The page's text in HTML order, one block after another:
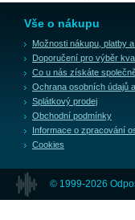
Vše o nákupu
Možnosti nákupu, platby
Doporučení pro výběr
Co u nás získáte
Ochrana osobních údajů
Splátkový prodej
Obchodní podmínky
Informace o zpracování
Cookies
© 1999-2026